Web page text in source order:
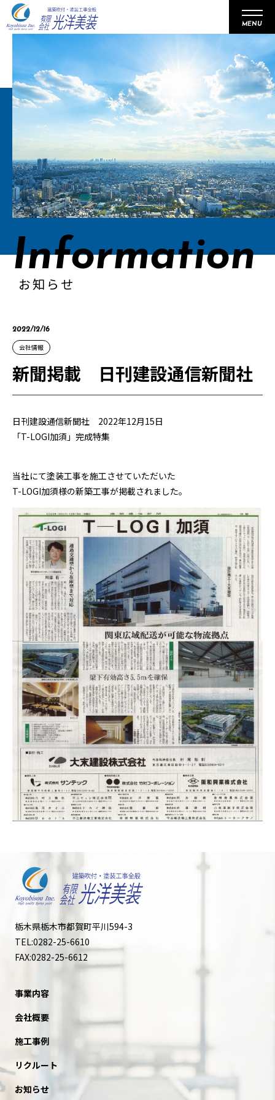
事業内容
会社概要
施工事例
リクルート
お知らせ
パートナー企業募集
MENU
Information
お知らせ
2022/12/16
会社情報
新聞掲載 日刊建設通信新聞社
日刊建設通信新聞社 2022年12月15日
「T-LOGI加須」完成特集
当社にて塗装工事を施工させていただいた
T-LOGI加須様の新築工事が掲載されました。
栃木県栃木市都賀町平川594-3
TEL:0282-25-6610
FAX:0282-25-6612
事業内容
会社概要
施工事例
リクルート
お知らせ